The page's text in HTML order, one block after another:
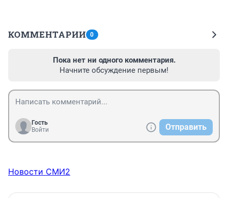
КОММЕНТАРИИ 0
Пока нет ни одного комментария.
Начните обсуждение первым!
Гость
Войти
Отправить
Новости СМИ2